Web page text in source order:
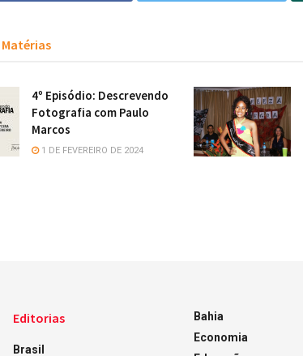
Matérias
4º Episódio: Descrevendo
Fotografia com Paulo
Marcos
1 DE FEVEREIRO DE 2024
Editorias
Brasil
Bahia
Economia